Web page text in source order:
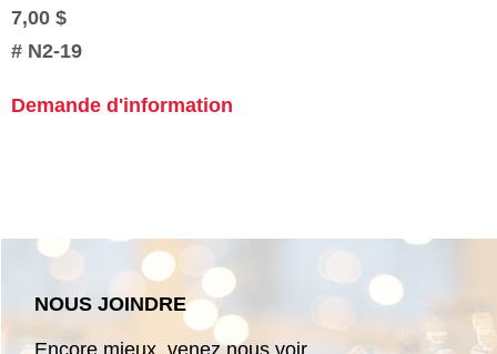
7,00 $
# N2-19
Demande d'information
NOUS JOINDRE
Encore mieux, venez nous voir